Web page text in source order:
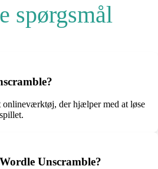
spørgsmål
onlineværktøj, der hjælper med at løse
Unscramble?